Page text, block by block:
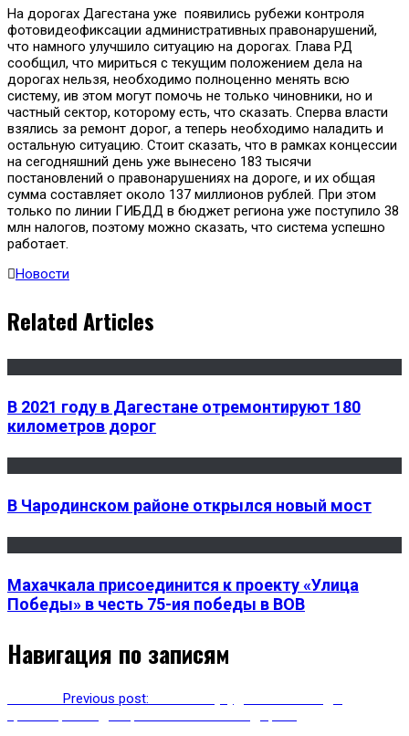
На дорогах Дагестана уже появились рубежи контроля
фотовидеофиксации административных правонарушений,
что намного улучшило ситуацию на дорогах. Глава РД
сообщил, что мириться с текущим положением дела на
дорогах нельзя, необходимо полноценно менять всю
систему, ив этом могут помочь не только чиновники, но и
частный сектор, которому есть, что сказать. Сперва власти
взялись за ремонт дорог, а теперь необходимо наладить и
остальную ситуацию. Стоит сказать, что в рамках концессии
на сегодняшний день уже вынесено 183 тысячи
постановлений о правонарушениях на дороге, и их общая
сумма составляет около 137 миллионов рублей. При этом
только по линии ГИБДД в бюджет региона уже поступило 38
млн налогов, поэтому можно сказать, что система успешно
работает.
Новости
Related Articles
В 2021 году в Дагестане отремонтируют 180
километров дорог
В Чародинском районе открылся новый мост
Махачкала присоединится к проекту «Улица
Победы» в честь 75-ия победы в ВОВ
Навигация по записям
Previous post: